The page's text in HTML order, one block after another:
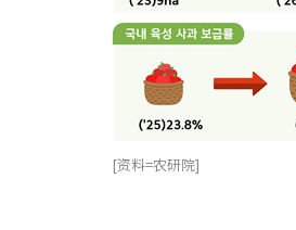
[资料=农研院]